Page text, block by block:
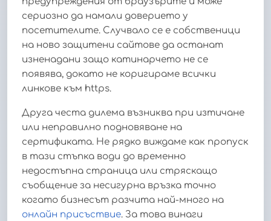
сериозно да намали доверието у
посетителите. Случвало се е собственици
на ново защитени сайтове да останат
изненадани защо катинарчето не се
появява, докато не коригираме всички
линкове към https.
Друга честа дилема възниква при изтичане
или неправилно подновяване на
сертификата. Не рядко виждаме как пропуск
в тази стъпка води до временно
недостъпна страница или стряскащо
съобщение за несигурна връзка точно
когато бизнесът разчита най-много на
онлайн присъствие. За това винаги